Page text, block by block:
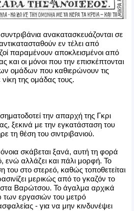
ανακατασκευάζονται σε
εν τέλει από
παραμένουν αποκλεισμένοι από
και οι μόνοι που την επισκέπτονται
ομάδων που καθιερώνουν τις
της ομάδας τους.
την απαρχή της Γκρι
ξεκινά με την εγκατάσταση του
τη θέση του σιντριβανιού.
σκάβεται ξανά, αυτή τη φορά
ενώ αλλάζει και πάλι μορφή. Το
του στο στερεό, καθώς τοποθετείται
μερικώς από το γκαζόν το
Βαρώτσου. Το άγαλμα αρχικά
εργασιών του μετρό
- για να μην κινδυνέψει